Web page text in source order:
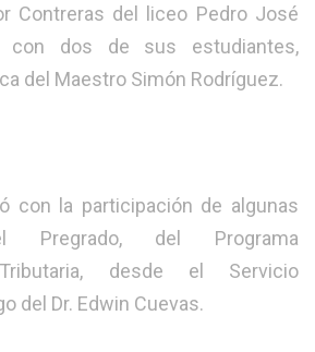
Contreras del liceo Pedro José
con dos de sus estudiantes,
del Maestro Simón Rodríguez.
con la participación de algunas
Pregrado, del Programa
desde el Servicio
del Dr. Edwin Cuevas.